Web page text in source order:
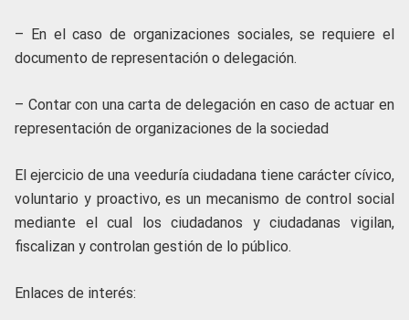
– En el caso de organizaciones sociales, se requiere el
documento de representación o delegación.
– Contar con una carta de delegación en caso de actuar en
representación de organizaciones de la sociedad
El ejercicio de una veeduría ciudadana tiene carácter cívico,
voluntario y proactivo, es un mecanismo de control social
mediante el cual los ciudadanos y ciudadanas vigilan,
fiscalizan y controlan gestión de lo público.
Enlaces de interés: